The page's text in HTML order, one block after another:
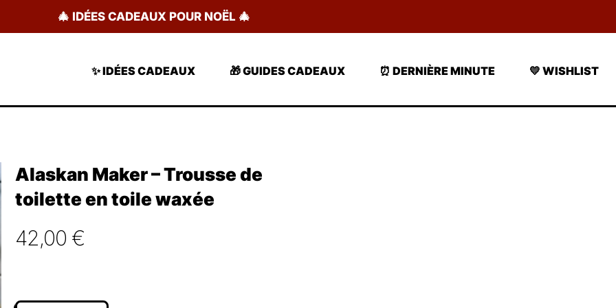
🎄 IDÉES CADEAUX POUR NOËL 🎄
✨ IDÉES CADEAUX 🎁 GUIDES CADEAUX ⏰ DERNIÈRE MINUTE 💛 WISHLIST
Alaskan Maker – Trousse de
toilette en toile waxée
42,00 €